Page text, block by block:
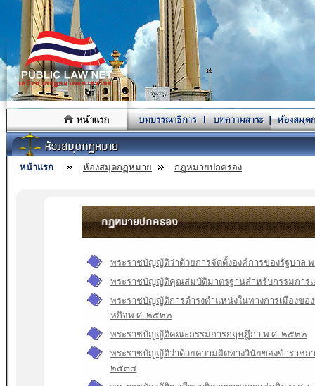
หน้าแรก ห้องสมุดกฏหมาย กฎหมายปกครอง
พระราชบัญญัติว่าด้วยการจัดตั้งองค์การของรัฐบาล
พระราชบัญญัติคุณสมบัติมาตรฐานสําหรับกรรมการ
พระราชบัญญัติการดำรงตำแหน่งในทางการเมืองข
หกิจพ.ศ. ๒๕๒๒
พระราชบัญญัติคณะกรรมการกฤษฎีกา พ.ศ. ๒๕๒๒
พระราชบัญญัติว่าด้วยความผิดทางวินัยของข้าราช
๒๕๓๔